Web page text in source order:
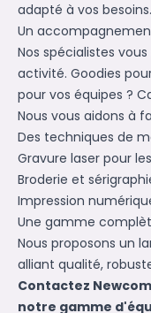
adapté à vos besoins.
Un
Nos spécialistes
activité. Goodies
pour vos équipes ?
Nous vous aidons à
Des techniques de
Gravure laser pour
Broderie et
Impression
Une gamme
Nous proposons un
alliant qualité,
Contactez
notre gamme